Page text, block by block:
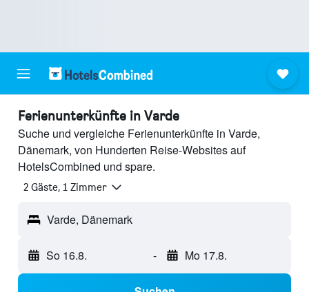
Ferienunterkünfte in Varde
Suche und vergleiche Ferienunterkünfte in Varde,
Dänemark, von Hunderten Reise-Websites auf
HotelsCombined und spare.
2 Gäste, 1 Zimmer
Varde, Dänemark
So 16.8. - Mo 17.8.